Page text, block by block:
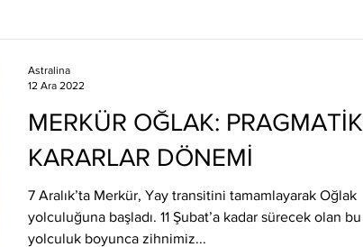
MERKÜR OĞLAK: PRAGMATİK
KARARLAR DÖNEMİ
7 Aralık’ta Merkür, Yay transitini tamamlayarak Oğlak
yolculuğuna başladı. 11 Şubat’a kadar sürecek olan bu
yolculuk boyunca zihnimiz...
Astralina
12 Ara 2022